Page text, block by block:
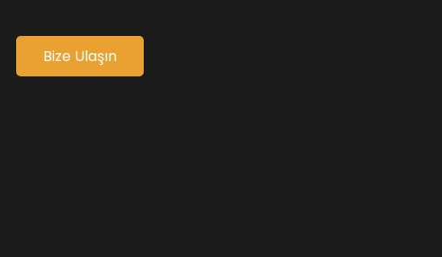
Bize Ulaşın